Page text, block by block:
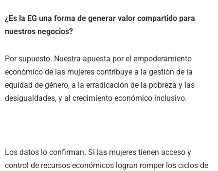
¿Es la EG una forma de generar valor compartido para
nuestros negocios?
Por supuesto. Nuestra apuesta por el empoderamiento
económico de las mujeres contribuye a la gestión de la
equidad de género, a la erradicación de la pobreza y las
desigualdades, y al crecimiento económico inclusivo.
Los datos lo confirman. Si las mujeres tienen acceso y
control de recursos económicos logran romper los ciclos de